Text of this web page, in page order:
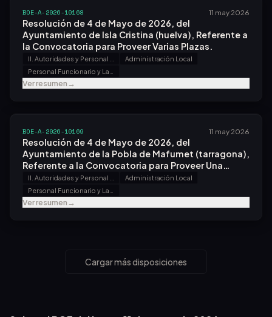
BOE-A-2026-10168 11 may 2026
Resolución de 4 de Mayo de 2026, del
Ayuntamiento de Isla Cristina (huelva), Referente a
la Convocatoria para Proveer Varias Plazas.
Administración Local
Ver resumen→
BOE-A-2026-10169 11 may 2026
Resolución de 4 de Mayo de 2026, del
Ayuntamiento de la Pobla de Mafumet (tarragona),
Referente a la Convocatoria para Proveer Una
Plaza.
Administración Local
Ver resumen→
Cargar más disposiciones